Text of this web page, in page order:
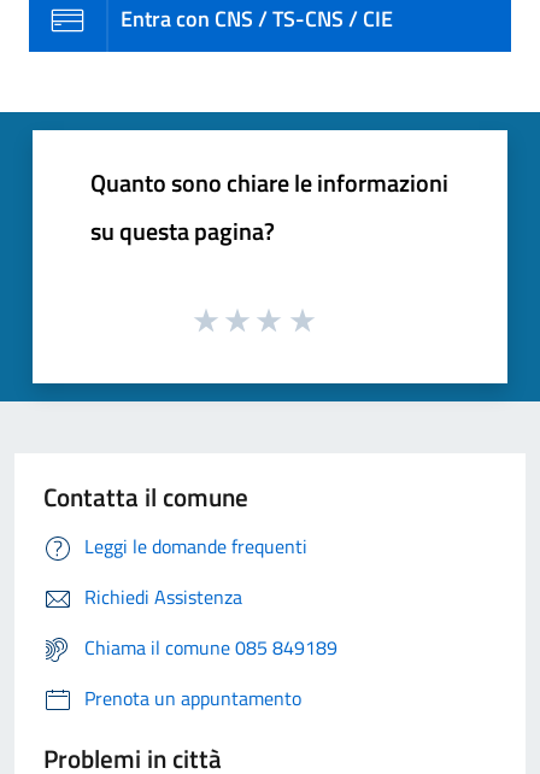
Entra con CNS / TS-CNS / CIE
Quanto sono chiare le informazioni
su questa pagina?
Contatta il comune
Leggi le domande frequenti
Richiedi Assistenza
Chiama il comune 085 849189
Prenota un appuntamento
Problemi in città